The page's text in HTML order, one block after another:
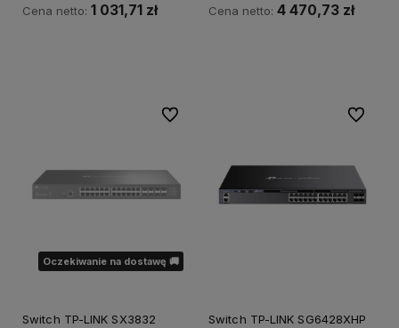
Cena netto: 1 031,71 zł Cena netto: 4 470,73 zł
Oczekiwanie na dostawę 🚚
Switch TP-LINK SX3832
Do ulubionych
Switch TP-LINK SG6428XHP
Do